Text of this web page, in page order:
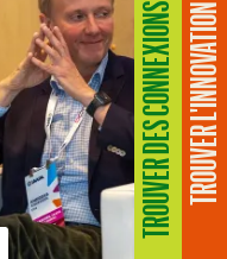
TROUVER DES CONNEXIONSTROUVER L'INNOVATION